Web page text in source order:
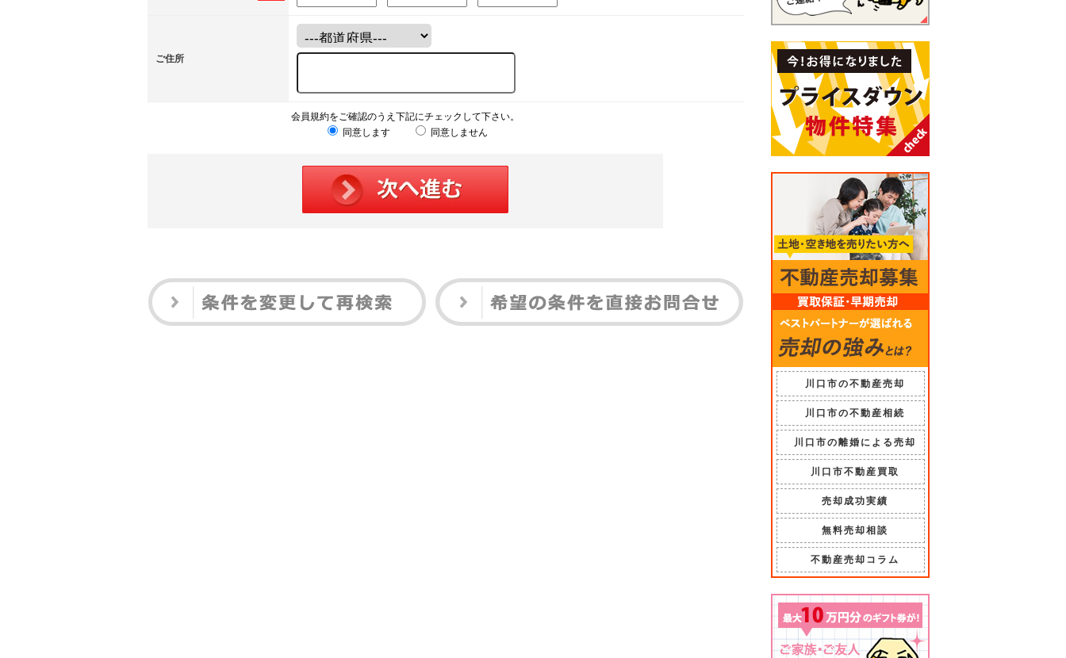
ご住所
会員規約をご確認のうえ下記にチェックして下さい。
同意します
同意しません
川口市の不動産売却
川口市の不動産相続
川口市の離婚による売却
川口市不動産買取
売却成功実績
無料売却相談
不動産売却コラム